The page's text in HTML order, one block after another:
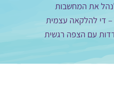
את המחשבות
די להלקאה עצמית
עם הצפה רגשית